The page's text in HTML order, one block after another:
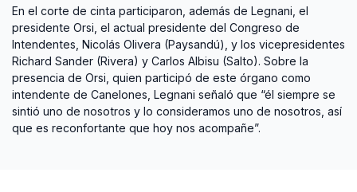
En el corte de cinta participaron, además de Legnani, el
presidente Orsi, el actual presidente del Congreso de
Intendentes, Nicolás Olivera (Paysandú), y los vicepresidentes
Richard Sander (Rivera) y Carlos Albisu (Salto). Sobre la
presencia de Orsi, quien participó de este órgano como
intendente de Canelones, Legnani señaló que “él siempre se
sintió uno de nosotros y lo consideramos uno de nosotros, así
que es reconfortante que hoy nos acompañe”.